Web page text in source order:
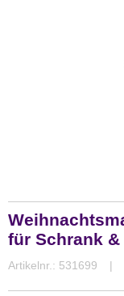
für Schrank
Artikelnr.: 531699